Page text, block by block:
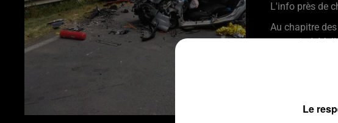
L'info près de
Au chapitre
ce matin à
De nouvelles
Deux-Sèvres,
bassin de
Un jeu
de tourisme
Le